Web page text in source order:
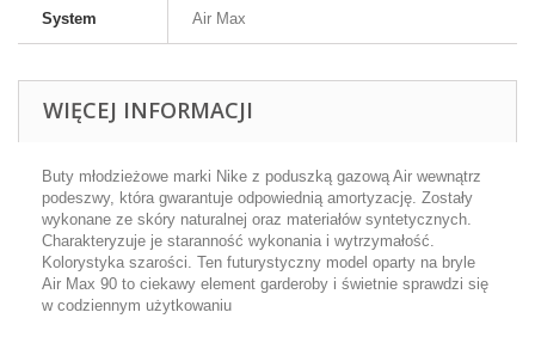
System Air Max
WIĘCEJ INFORMACJI
Buty młodzieżowe marki Nike z poduszką gazową Air wewnątrz
podeszwy, która gwarantuje odpowiednią amortyzację. Zostały
wykonane ze skóry naturalnej oraz materiałów syntetycznych.
Charakteryzuje je staranność wykonania i wytrzymałość.
Kolorystyka szarości. Ten futurystyczny model oparty na bryle
Air Max 90 to ciekawy element garderoby i świetnie sprawdzi się
w codziennym użytkowaniu